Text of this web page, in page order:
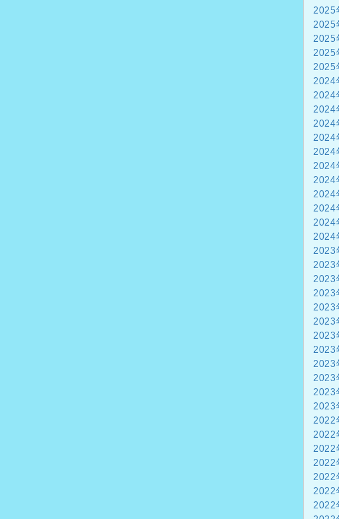
2025
2025
2025
2025
2025
2024
2024
2024
2024
2024
2024
2024
2024
2024
2024
2024
2024
2023
2023
2023
2023
2023
2023
2023
2023
2023
2023
2023
2023
2022
2022
2022
2022
2022
2022
2022